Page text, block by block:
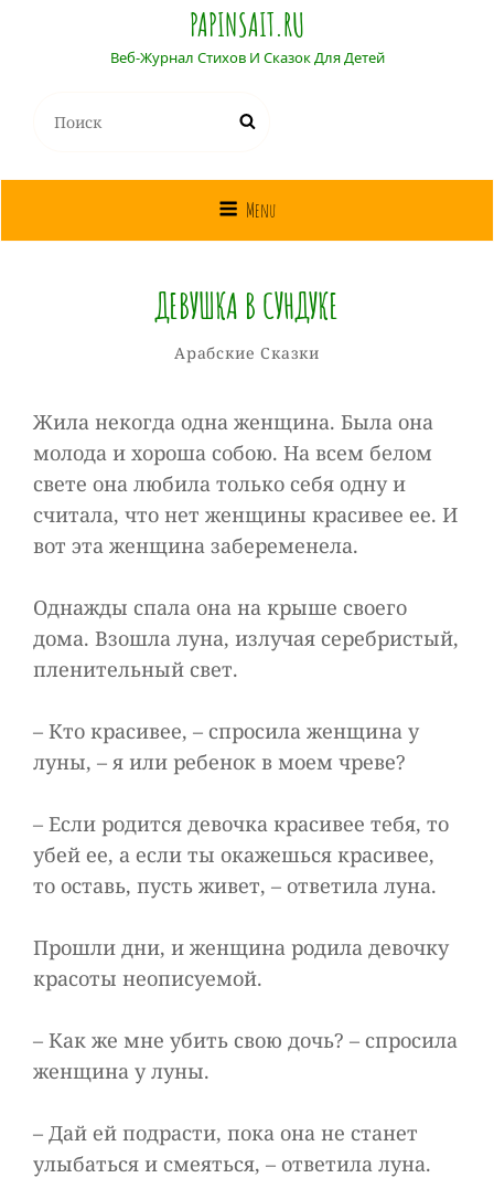
PAPINSAIT.RU
Веб-Журнал Стихов И Сказок Для Детей
Menu
ДЕВУШКА В СУНДУКЕ
Рубрики
Арабские СказкиОт
Собиратель
Жила некогда одна женщина. Была она
молода и хороша собою. На всем белом
свете она любила только себя одну и
считала, что нет женщины красивее ее. И
вот эта женщина забеременела.
Однажды спала она на крыше своего
дома. Взошла луна, излучая серебристый,
пленительный свет.
– Кто красивее, – спросила женщина у
луны, – я или ребенок в моем чреве?
– Если родится девочка красивее тебя, то
убей ее, а если ты окажешься красивее,
то оставь, пусть живет, – ответила луна.
Прошли дни, и женщина родила девочку
красоты неописуемой.
– Как же мне убить свою дочь? – спросила
женщина у луны.
– Дай ей подрасти, пока она не станет
улыбаться и смеяться, – ответила луна.